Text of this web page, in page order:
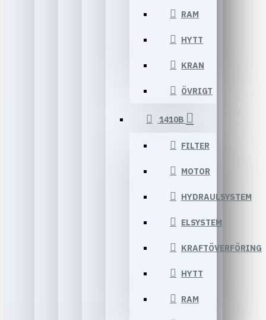
RAM
HYTT
KRAN
ÖVRIGT
1410B
FILTER
MOTOR
HYDRAULSYSTEM
ELSYSTEM
KRAFTÖVERFÖRING
HYTT
RAM